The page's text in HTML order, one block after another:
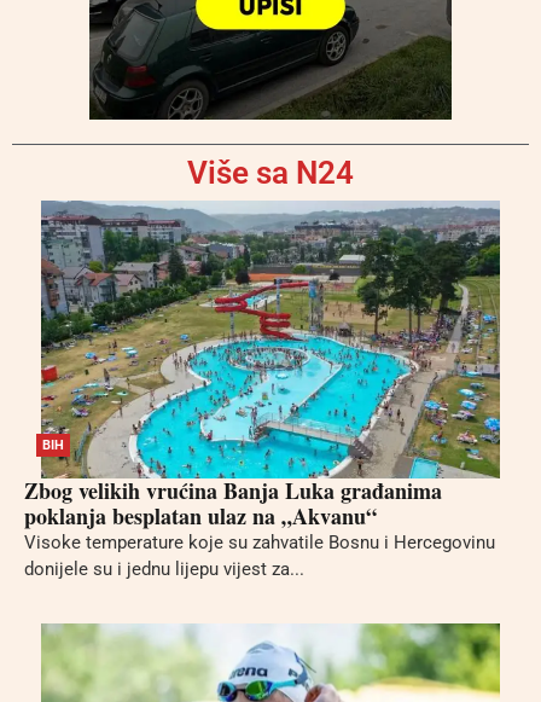
Više sa N24
BIH
Zbog velikih vrućina Banja Luka građanima
poklanja besplatan ulaz na „Akvanu“
Visoke temperature koje su zahvatile Bosnu i Hercegovinu
donijele su i jednu lijepu vijest za...